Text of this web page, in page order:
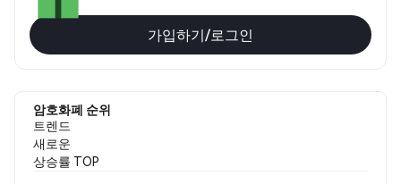
가입하기/로그인
암호화폐 순위
트렌드
새로운
상승률 TOP